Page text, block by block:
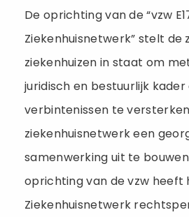
De oprichting van de “vzw
Ziekenhuisnetwerk” stelt de
ziekenhuizen in staat om
juridisch en bestuurlijk
verbintenissen te
ziekenhuisnetwerk een
samenwerking uit te
oprichting van de vzw heeft
Ziekenhuisnetwerk